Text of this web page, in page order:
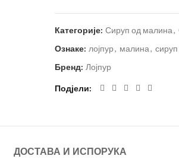
Категорије: Сируп од малина,
Ознаке: лојпур, малина, сируп
Бренд: Лојпур
Подјели
ДОСТАВА И ИСПОРУКА